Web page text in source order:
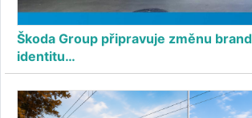
Škoda Group připravuje změnu
identitu…